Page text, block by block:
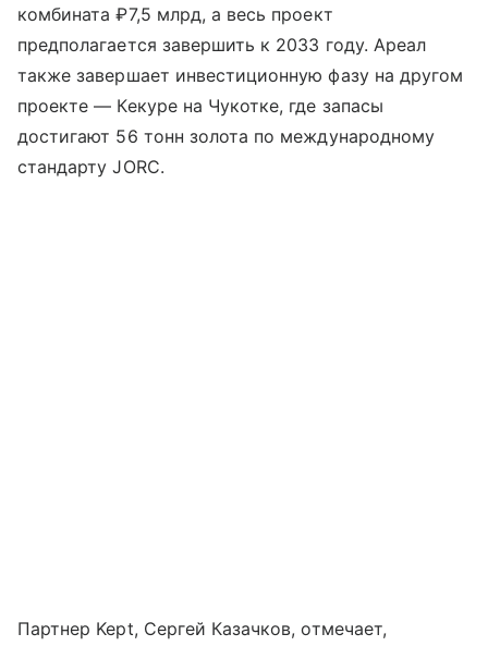
комбината ₽7,5 млрд, а весь проект
предполагается завершить к 2033 году. Ареал
также завершает инвестиционную фазу на другом
проекте — Кекуре на Чукотке, где запасы
достигают 56 тонн золота по международному
стандарту JORC.
Партнер Kept, Сергей Казачков, отмечает,